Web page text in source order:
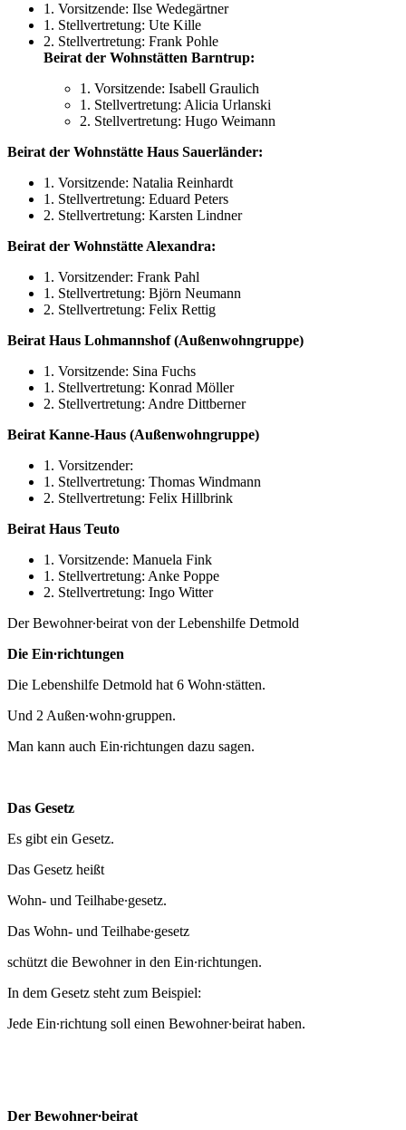
1. Vorsitzende: Ilse Wedegärtner
1. Stellvertretung: Ute Kille
2. Stellvertretung: Frank Pohle
Beirat der Wohnstätten Barntrup:
1. Vorsitzende: Isabell Graulich
1. Stellvertretung: Alicia Urlanski
2. Stellvertretung: Hugo Weimann
Beirat der Wohnstätte Haus Sauerländer:
1. Vorsitzende: Natalia Reinhardt
1. Stellvertretung: Eduard Peters
2. Stellvertretung: Karsten Lindner
Beirat der Wohnstätte Alexandra:
1. Vorsitzender: Frank Pahl
1. Stellvertretung: Björn Neumann
2. Stellvertretung: Felix Rettig
Beirat Haus Lohmannshof (Außenwohngruppe)
1. Vorsitzende: Sina Fuchs
1. Stellvertretung: Konrad Möller
2. Stellvertretung: Andre Dittberner
Beirat Kanne-Haus (Außenwohngruppe)
1. Vorsitzender:
1. Stellvertretung: Thomas Windmann
2. Stellvertretung: Felix Hillbrink
Beirat Haus Teuto
1. Vorsitzende: Manuela Fink
1. Stellvertretung: Anke Poppe
2. Stellvertretung: Ingo Witter
Der Bewohner∙beirat von der Lebenshilfe Detmold
Die Ein∙richtungen
Die Lebenshilfe Detmold hat 6 Wohn∙stätten.
Und 2 Außen∙wohn∙gruppen.
Man kann auch Ein∙richtungen dazu sagen.
Das Gesetz
Es gibt ein Gesetz.
Das Gesetz heißt
Wohn- und Teilhabe∙gesetz.
Das Wohn- und Teilhabe∙gesetz
schützt die Bewohner in den Ein∙richtungen.
In dem Gesetz steht zum Beispiel:
Jede Ein∙richtung soll einen Bewohner∙beirat haben.
Der Bewohner∙beirat